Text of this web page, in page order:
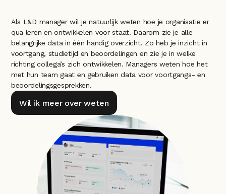
Als L&D manager wil je natuurlijk weten hoe je organisatie er
qua leren en ontwikkelen voor staat. Daarom zie je alle
belangrijke data in één handig overzicht. Zo heb je inzicht in
voortgang, studietijd en beoordelingen en zie je in welke
richting collega’s zich ontwikkelen. Managers weten hoe het
met hun team gaat en gebruiken data voor voortgangs- en
beoordelingsgesprekken.
Wil ik meer over weten